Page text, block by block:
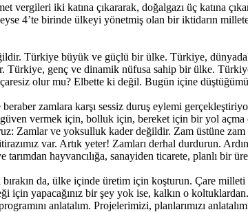
iki katına çıkararak, doğalgazı üç katına
4’te birinde ülkeyi yönetmiş olan bir iktidarın
Türkiye büyük ve güçlü bir ülke. Türkiye,
Türkiye, genç ve dinamik nüfusa sahip bir ülke.
olur mu? Elbette ki değil. Bugün içine
zamlara karşı sessiz duruş eylemi
vermek için, bolluk için, bereket için bir yol açma
Zamlar ve yoksulluk kader değildir. Zam üstüne
var. Artık yeter! Zamları derhal durdurun.
hayvancılığa, sanayiden ticarete, planlı bir
da, ülke içinde üretim için koşturun. Çare
için yapacağınız bir şey yok ise, kalkın o
anlatalım. Projelerimizi, planlarımızı